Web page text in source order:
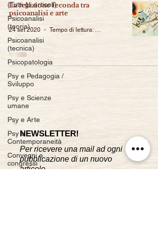
(Tutti gli articoli)
Psicoanalisi
(teoria)
Psicoanalisi
(tecnica)
Psicopatologia
Psy e Pedagogia /
Sviluppo
Psy e Scienze
umane
Psy e Arte
Psy e
Contemporaneità
Convegni e
congressi
La relazione feconda tra
psicoanalisi e arte
24 set 2020 Tempo di lettura: 18 min
NEWSLETTER!
Per ricevere una mail ad ogni
pubblicazione di un nuovo
articolo.